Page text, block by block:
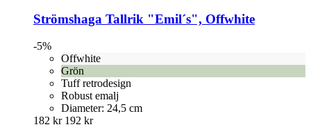
Strömshaga Tallrik "Emil´s", Offwhite
-5%
Offwhite
Grön
Tuff retrodesign
Robust emalj
Diameter: 24,5 cm
182 kr 192 kr